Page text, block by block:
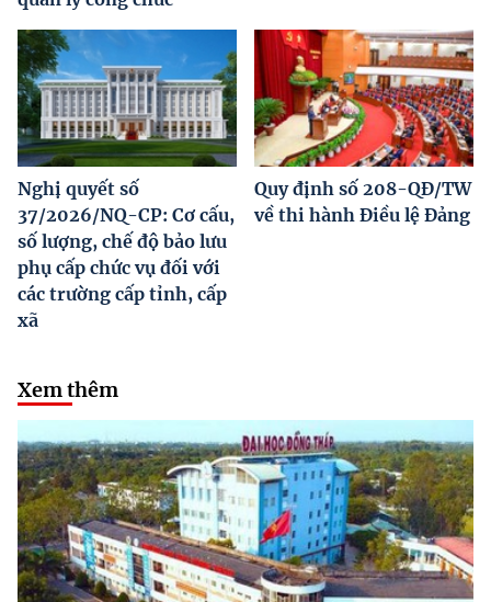
Nghị quyết số
37/2026/NQ-CP: Cơ cấu,
số lượng, chế độ bảo lưu
phụ cấp chức vụ đối với
các trường cấp tỉnh, cấp
xã
Quy định số 208-QĐ/TW
về thi hành Điều lệ Đảng
Xem thêm